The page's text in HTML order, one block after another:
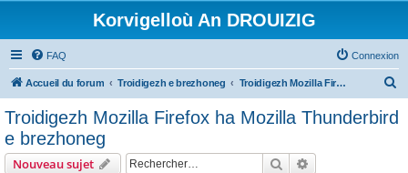
Korvigelloù An DROUIZIG
FAQ Connexion
Accueil du forum Troidigezh e brezhoneg Troidigezh Mozilla Firefox ha Mozilla Thunderbird e brezhoneg
Troidigezh Mozilla Firefox ha Mozilla Thunderbird
e brezhoneg
Nouveau sujet Rechercher